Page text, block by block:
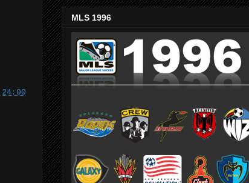
MLS 1996